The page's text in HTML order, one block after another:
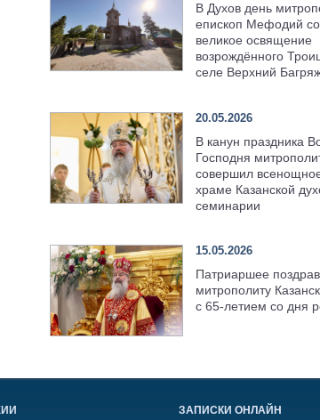
В Духов день
епископ Мефодий
великое освящение
возрождённого
селе Верхний
20.05.2026
В канун праздника
Господня
совершил
храме Казанской
семинарии
15.05.2026
Патриаршее
митрополиту
с 65-летием со дня
ЗАПИСКИ ОНЛАЙН